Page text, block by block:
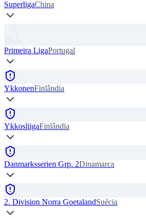
SuperligaChina
Primeira LigaPortugal
YkkonenFinlândia
YkkosliigaFinlândia
Danmarksserien Grp. 2Dinamarca
2. Division Norra GoetalandSuécia